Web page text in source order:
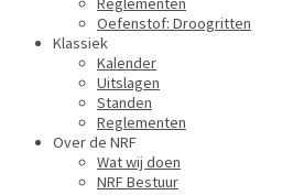
Oefenstof: Droogritten
Klassiek
Kalender
Uitslagen
Standen
Reglementen
Over de NRF
Wat wij doen
NRF Bestuur